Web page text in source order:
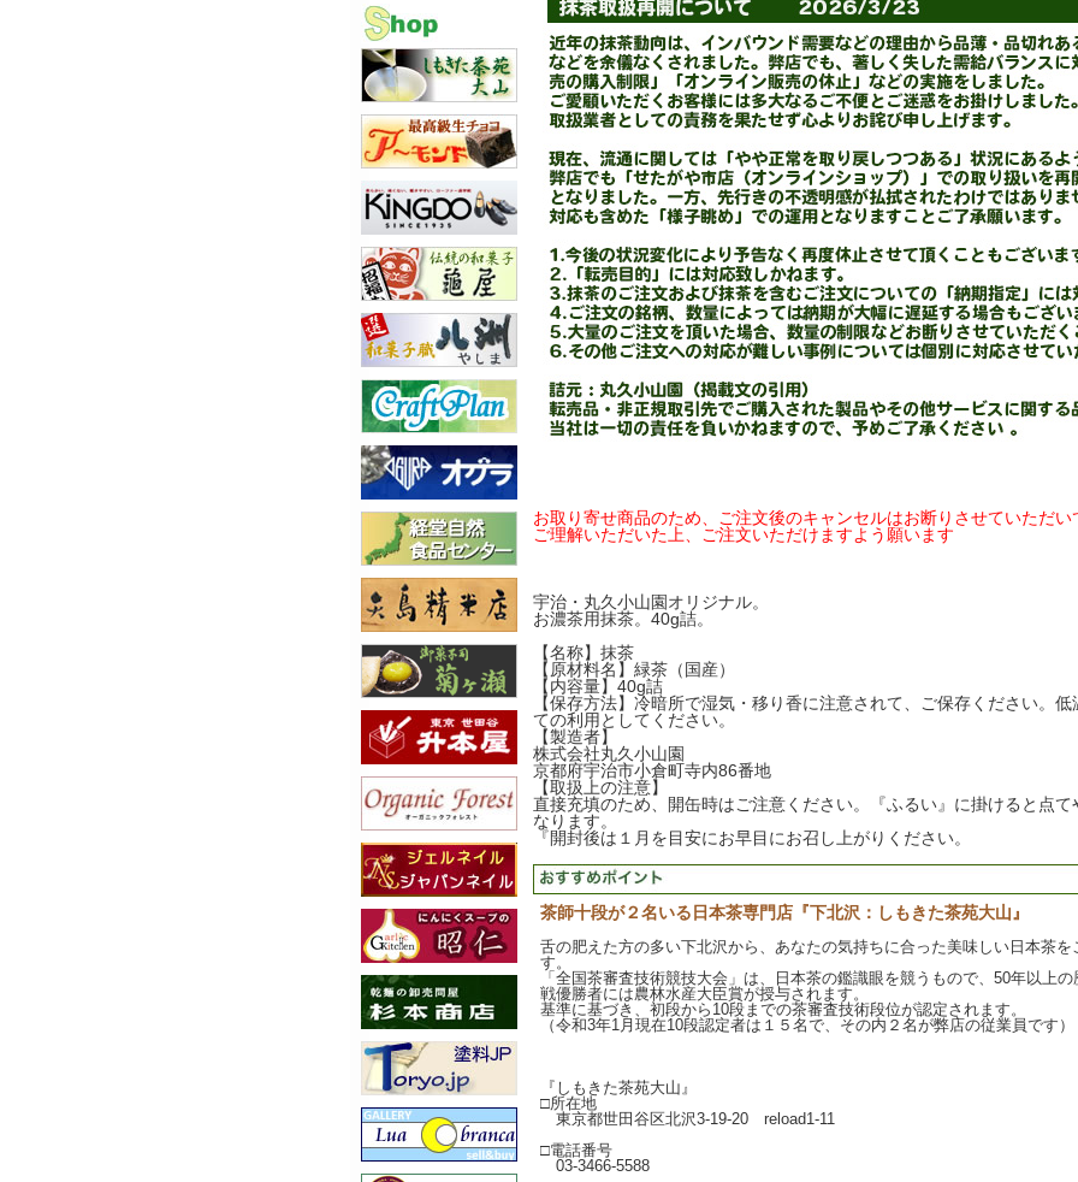
お取り寄せ商品のため、ご注文後のキャンセルはお断りさせていただい
ご理解いただいた上、ご注文いただけますよう願います
宇治・丸久小山園オリジナル。
お濃茶用抹茶。40g詰。
【名称】抹茶
【原材料名】緑茶（国産）
【内容量】40g詰
【保存方法】冷暗所で湿気・移り香に注意されて、ご保存ください。
ての利用としてください。
【製造者】
株式会社丸久小山園
京都府宇治市小倉町寺内86番地
【取扱上の注意】
直接充填のため、開缶時はご注意ください。『ふるい』に掛けると点
なります。
『開封後は１月を目安にお早目にお召し上がりください。
茶師十段が２名いる日本茶専門店『下北沢：しもきた茶苑大山』
舌の肥えた方の多い下北沢から、あなたの気持ちに合った美味しい日本茶
す。
「全国茶審査技術競技大会」は、日本茶の鑑識眼を競うもので、50年以上
戦優勝者には農林水産大臣賞が授与されます。
基準に基づき、初段から10段までの茶審査技術段位が認定されます。
（令和3年1月現在10段認定者は１５名で、その内２名が弊店の従業員です）
『しもきた茶苑大山』
□所在地
東京都世田谷区北沢3-19-20 reload1-11
□電話番号
03-3466-5588